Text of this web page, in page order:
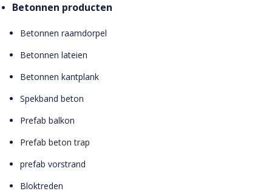
Betonnen producten
Betonnen raamdorpel
Betonnen lateien
Betonnen kantplank
Spekband beton
Prefab balkon
Prefab beton trap
prefab vorstrand
Bloktreden